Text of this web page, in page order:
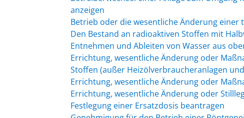
anzeigen
Betrieb oder die wesentliche Änderung
Den Bestand an radioaktiven Stoffen mit
Entnehmen und Ableiten von Wasser aus
Errichtung, wesentliche Änderung oder
Stoffen (außer Heizölverbraucheranlagen und
Errichtung, wesentliche Änderung oder
Errichtung, wesentliche Änderung oder
Festlegung einer Ersatzdosis beantragen